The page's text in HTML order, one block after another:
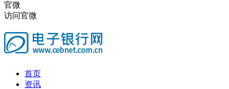
官微
访问官微
首页
资讯